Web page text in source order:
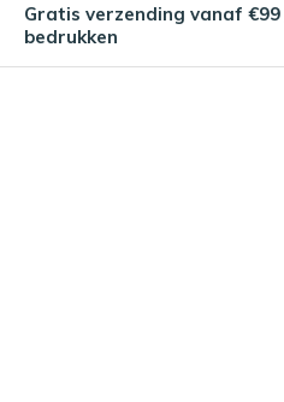
Gratis verzending vanaf
bedrukken